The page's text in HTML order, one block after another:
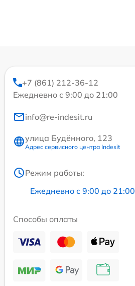
+7 (861) 212-36-12
Ежедневно с 9:00 до 21:00
info@re-indesit.ru
улица Будённого, 123
Адрес сервисного центра Indesit
Режим работы:
Ежедневно с 9:00 до 21:00
Способы оплаты